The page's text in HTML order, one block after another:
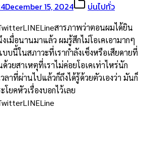
December 15, 2024 บ่นไปทั่ว
สารภาพว่าตอนผมได้ยิน
มื่อนานมาแล้ว ผมรู้สึกไม่โอเคเอามากๆ
บนี้ในสภาวะที่เรากำลังเซ็งหรือเสียดายที่
วยสาเหตุที่เราไม่ค่อยโอเคเท่าไหร่นัก
าที่ผ่านไปแล้วก็ถึงได้รู้ด้วยตัวเองว่า มันก็
ยคหัวเรื่องบอกไว้เลย